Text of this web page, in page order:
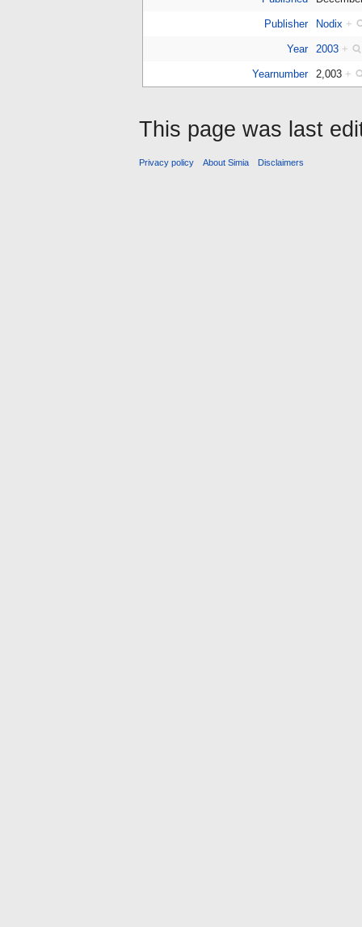
Publisher Nodix +
Year 2003 +
Yearnumber 2,003 +
This page was last
Privacy policy About Simia Disclaimers